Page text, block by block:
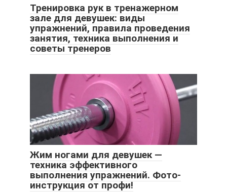
Тренировка рук в тренажерном
зале для девушек: виды
упражнений, правила проведения
занятия, техника выполнения и
советы тренеров
Жим ногами для девушек —
техника эффективного
выполнения упражнений. Фото-
инструкция от профи!